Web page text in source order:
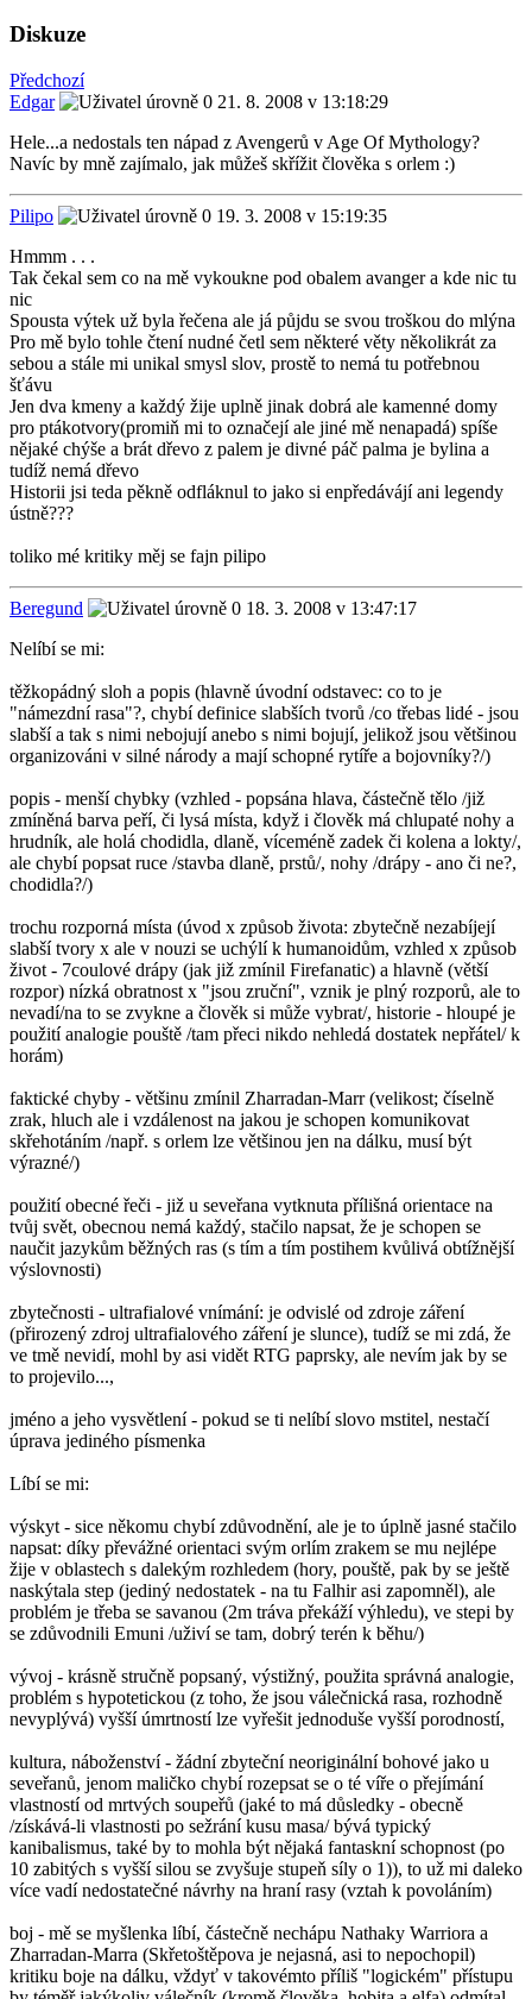
Diskuze
Předchozí
Edgar
21. 8. 2008 v 13:18:29
Hele...a nedostals ten nápad z Avengerů v Age Of Mythology?
Navíc by mně zajímalo, jak můžeš skřížit člověka s orlem :)
Pilipo
19. 3. 2008 v 15:19:35
Hmmm . . .
Tak čekal sem co na mě vykoukne pod obalem avanger a kde nic tu
nic
Spousta výtek už byla řečena ale já půjdu se svou troškou do mlýna
Pro mě bylo tohle čtení nudné četl sem některé věty několikrát za
sebou a stále mi unikal smysl slov, prostě to nemá tu potřebnou
šťávu
Jen dva kmeny a každý žije uplně jinak dobrá ale kamenné domy
pro ptákotvory(promiň mi to označejí ale jiné mě nenapadá) spíše
nějaké chýše a brát dřevo z palem je divné páč palma je bylina a
tudíž nemá dřevo
Historii jsi teda pěkně odfláknul to jako si enpředávájí ani legendy
ústně???
toliko mé kritiky měj se fajn pilipo
Beregund
18. 3. 2008 v 13:47:17
Nelíbí se mi:
těžkopádný sloh a popis (hlavně úvodní odstavec: co to je
"námezdní rasa"?, chybí definice slabších tvorů /co třebas lidé - jsou
slabší a tak s nimi nebojují anebo s nimi bojují, jelikož jsou většinou
organizováni v silné národy a mají schopné rytíře a bojovníky?/)
popis - menší chybky (vzhled - popsána hlava, částečně tělo /již
zmíněná barva peří, či lysá místa, když i člověk má chlupaté nohy a
hrudník, ale holá chodidla, dlaně, víceméně zadek či kolena a lokty/,
ale chybí popsat ruce /stavba dlaně, prstů/, nohy /drápy - ano či ne?,
chodidla?/)
trochu rozporná místa (úvod x způsob života: zbytečně nezabíjejí
slabší tvory x ale v nouzi se uchýlí k humanoidům, vzhled x způsob
život - 7coulové drápy (jak již zmínil Firefanatic) a hlavně (větší
rozpor) nízká obratnost x "jsou zruční", vznik je plný rozporů, ale to
nevadí/na to se zvykne a člověk si může vybrat/, historie - hloupé je
použití analogie pouště /tam přeci nikdo nehledá dostatek nepřátel/ k
horám)
faktické chyby - většinu zmínil Zharradan-Marr (velikost; číselně
zrak, hluch ale i vzdálenost na jakou je schopen komunikovat
skřehotáním /např. s orlem lze většinou jen na dálku, musí být
výrazné/)
použití obecné řeči - již u seveřana vytknuta přílišná orientace na
tvůj svět, obecnou nemá každý, stačilo napsat, že je schopen se
naučit jazykům běžných ras (s tím a tím postihem kvůlivá obtížnější
výslovnosti)
zbytečnosti - ultrafialové vnímání: je odvislé od zdroje záření
(přirozený zdroj ultrafialového záření je slunce), tudíž se mi zdá, že
ve tmě nevidí, mohl by asi vidět RTG paprsky, ale nevím jak by se
to projevilo...,
jméno a jeho vysvětlení - pokud se ti nelíbí slovo mstitel, nestačí
úprava jediného písmenka
Líbí se mi:
výskyt - sice někomu chybí zdůvodnění, ale je to úplně jasné stačilo
napsat: díky převážné orientaci svým orlím zrakem se mu nejlépe
žije v oblastech s dalekým rozhledem (hory, pouště, pak by se ještě
naskýtala step (jediný nedostatek - na tu Falhir asi zapomněl), ale
problém je třeba se savanou (2m tráva překáží výhledu), ve stepi by
se zdůvodnili Emuni /uživí se tam, dobrý terén k běhu/)
vývoj - krásně stručně popsaný, výstižný, použita správná analogie,
problém s hypotetickou (z toho, že jsou válečnická rasa, rozhodně
nevyplývá) vyšší úmrtností lze vyřešit jednoduše vyšší porodností,
kultura, náboženství - žádní zbyteční neoriginální bohové jako u
seveřanů, jenom maličko chybí rozepsat se o té víře o přejímání
vlastností od mrtvých soupeřů (jaké to má důsledky - obecně
/získává-li vlastnosti po sežrání kusu masa/ bývá typický
kanibalismus, také by to mohla být nějaká fantaskní schopnost (po
10 zabitých s vyšší silou se zvyšuje stupeň síly o 1)), to už mi daleko
více vadí nedostatečné návrhy na hraní rasy (vztah k povoláním)
boj - mě se myšlenka líbí, částečně nechápu Nathaky Warriora a
Zharradan-Marra (Skřetoštěpova je nejasná, asi to nepochopil)
kritiku boje na dálku, vždyť v takovémto příliš "logickém" přístupu